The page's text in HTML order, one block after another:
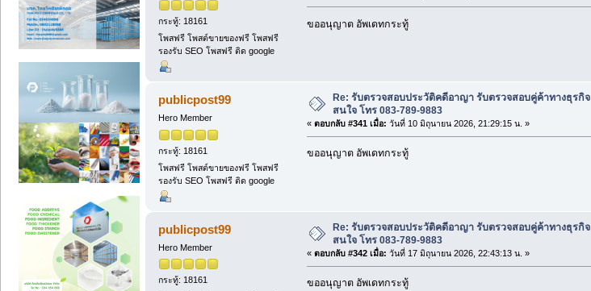
กระทู้: 18161
โพสฟรี โพสต์ขายของฟรี โพสฟรี
รองรับ SEO โพสฟรี ติด google
ขออนุญาต อัพเดทกระทู้
publicpost99
Hero Member
กระทู้: 18161
โพสฟรี โพสต์ขายของฟรี โพสฟรี
รองรับ SEO โพสฟรี ติด google
Re: รับตรวจสอบประวัติคดีอาญา รับตรวจสอบคู่ค้าทางธุรกิจ
สนใจ โทร 083-789-9883
« ตอบกลับ #341 เมื่อ: วันที่ 10 มิถุนายน 2026, 21:29:15 น. »
ขออนุญาต อัพเดทกระทู้
publicpost99
Hero Member
กระทู้: 18161
Re: รับตรวจสอบประวัติคดีอาญา รับตรวจสอบคู่ค้าทางธุรกิจ
สนใจ โทร 083-789-9883
« ตอบกลับ #342 เมื่อ: วันที่ 17 มิถุนายน 2026, 22:43:13 น. »
ขออนุญาต อัพเดทกระทู้